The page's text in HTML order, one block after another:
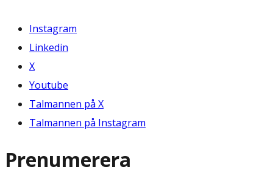
Instagram
Linkedin
X
Youtube
Talmannen på X
Talmannen på Instagram
Prenumerera